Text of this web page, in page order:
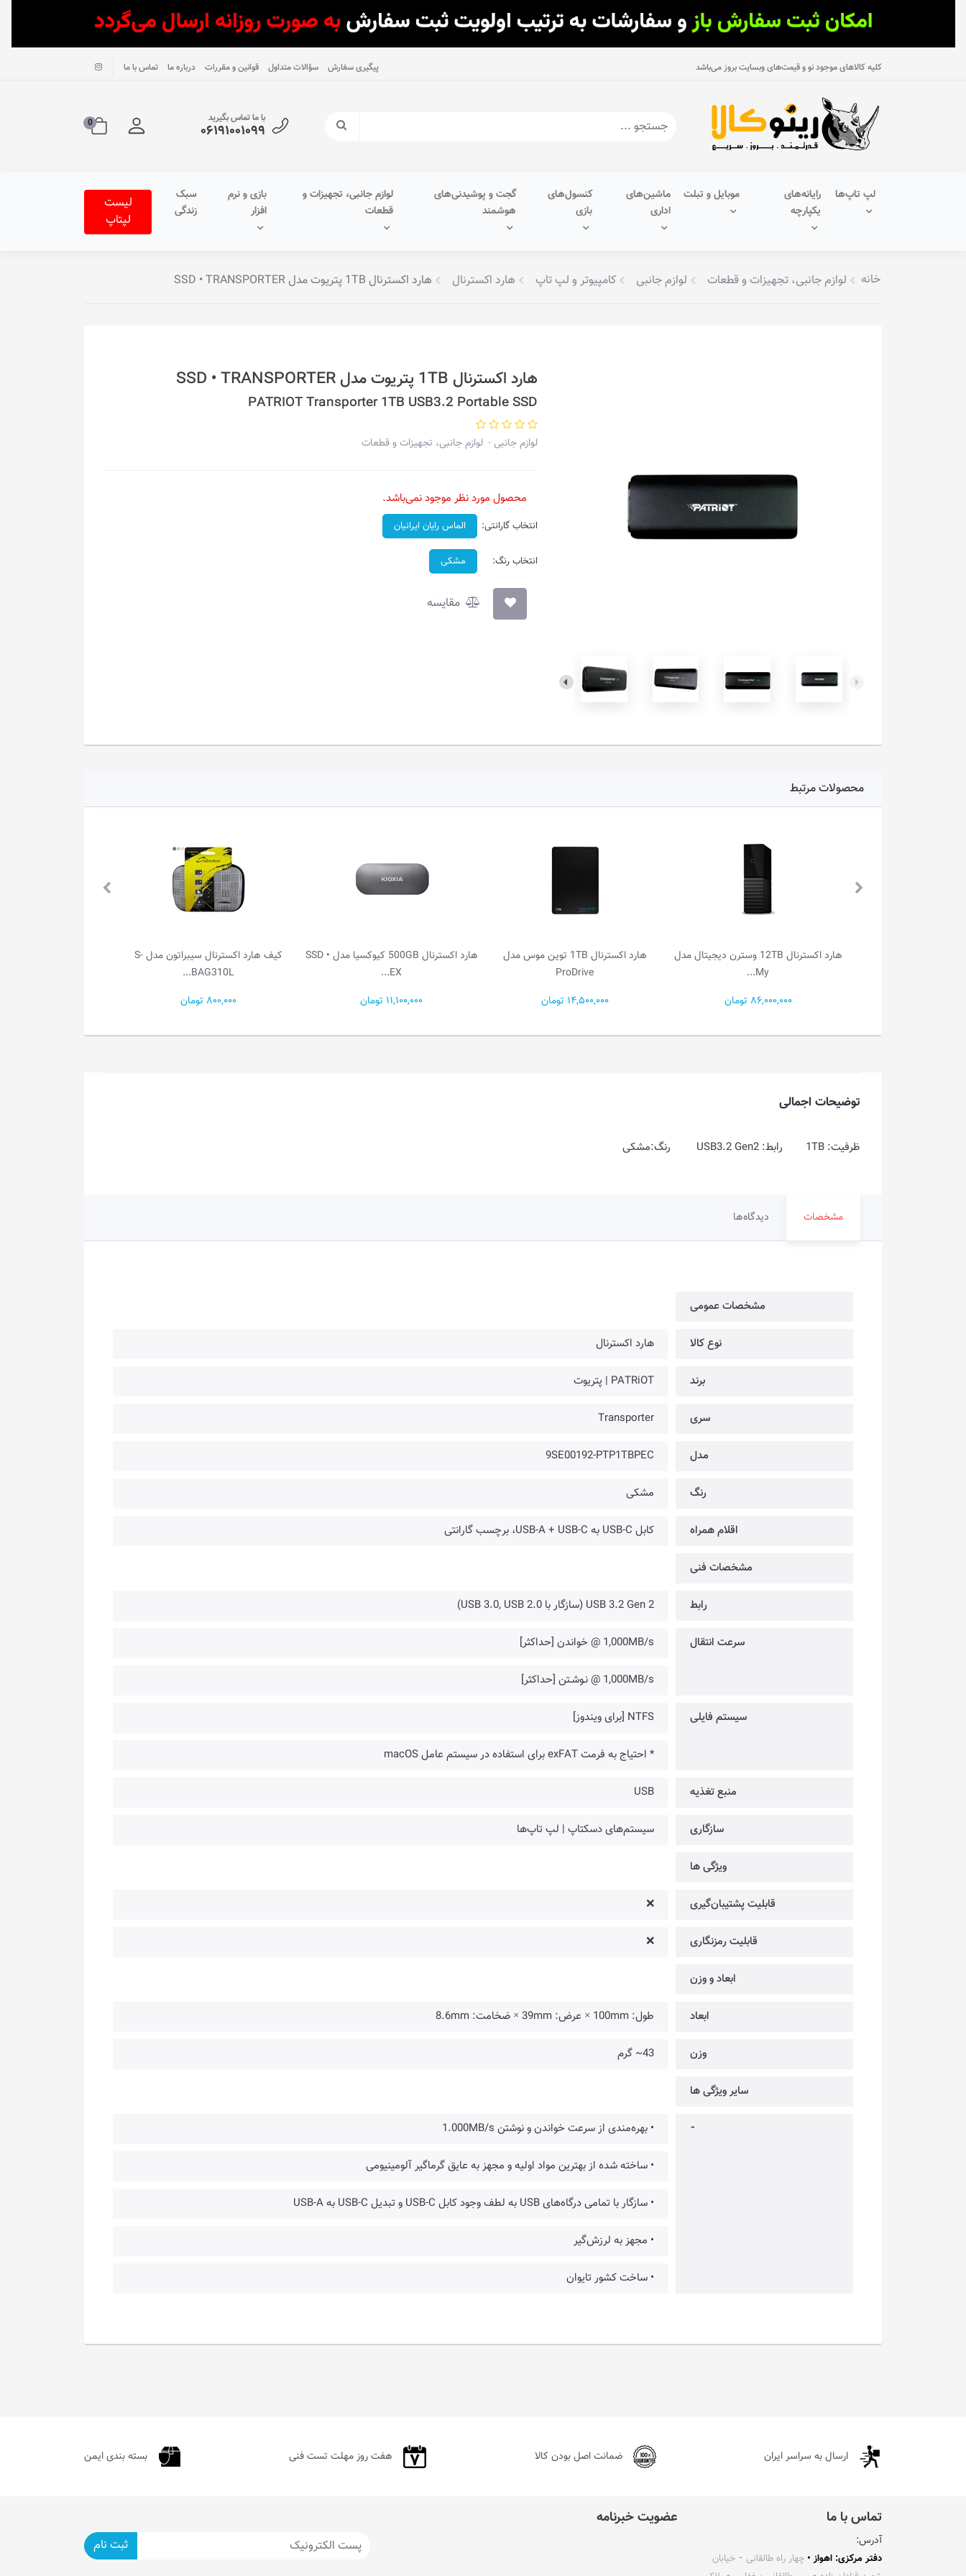
کلیه کالاهای موجود نو و قیمت‌های وبسایت بروز می‌باشد پیگیری سفارش سؤالات متداول قوانین و مقررات درباره ما تماس با ما
با ما تماس بگیرید
۰۶۱۹۱۰۰۱۰۹۹ 0
لپ تاپ‌ها
رایانه‌های
یکپارچه
موبایل و تبلت
ماشین‌های
اداری
کنسول‌های
بازی
گجت و پوشیدنی‌های
هوشمند
لوازم جانبی، تجهیزات و
قطعات
بازی و نرم
افزار
سبک
زندگی
لیست
لپتاپ
خانه لوازم جانبی، تجهیزات و قطعات لوازم جانبی کامپیوتر و لپ تاپ هارد اکسترنال هارد اکسترنال 1TB پتریوت مدل SSD • TRANSPORTER
هارد اکسترنال 1TB پتریوت مدل SSD • TRANSPORTER
PATRIOT Transporter 1TB USB3.2 Portable SSD
لوازم جانبی لوازم جانبی، تجهیزات و قطعات
محصول مورد نظر موجود نمی‌باشد.
انتخاب گارانتی: الماس رایان ایرانیان
انتخاب رنگ: مشکی
مقایسه
محصولات مرتبط
هارد اکسترنال 1TB توین موس مدل
ProDrive
14,500,000 تومان
هارد اکسترنال 500GB کیوکسیا مدل SSD •
EX...
11,100,000 تومان
کیف هارد اکسترنال سیبراتون مدل S-
BAG310L...
800,000 تومان
هارد اکسترنال 2TB ای دیتا مدل HD770G
RGB...
27,000,000 تومان
توضیحات اجمالی
ظرفیت: 1TB رابط: USB3.2 Gen2 رنگ:مشکی
مشخصات دیدگاه‌ها
مشخصات عمومی
نوع کالا هارد اکسترنال
برند PATRiOT | پتریوت
سری Transporter
مدل 9SE00192-PTP1TBPEC
رنگ مشکی
اقلام همراه کابل USB-C به USB-A + USB-C، برچسب گارانتی
مشخصات فنی
رابط USB 3.2 Gen 2 (سازگار با USB 3.0, USB 2.0)
سرعت انتقال 1,000MB/s @ خواندن [حداکثر]
1,000MB/s @ نـوشـتن [حداکثر]
سیستم فایلی NTFS [برای ویندوز]
* احتیاج به فرمت exFAT برای استفاده در سیستم عامل macOS
منبع تغذیه USB
سازگاری سیستم‌های دسکتاپ | لپ تاپ‌ها
ویژگی ها
قابلیت پشتیبان‌گیری ❌
قابلیت رمزنگاری ❌
ابعاد و وزن
ابعاد طول: 100mm × عرض: 39mm × ضخامت: 8.6mm
وزن 43~ گرم
سایر ویژگی‌ ها
⁃ • بهره‌مندی از سرعت خواندن و نوشتن 1.000MB/s
• ساخته شده از بهترین مواد اولیه و مجهز به عایق گرماگیر آلومینیومی
• سازگار با تمامی درگاه‌های USB به لطف وجود کابل USB-C و تبدیل USB-C به USB-A
• مجهز به لرزش‌گیر
• ساخت کشور تایوان
ارسال به سراسر ایران ضمانت اصل بودن کالا هفت روز مهلت تست فنی بسته بندی ایمن
تماس با ما
آدرس:
دفتر مرکزی: اهواز • چهار راه طالقانی ⁃ خیابان
عضویت خبرنامه
ثبت نام